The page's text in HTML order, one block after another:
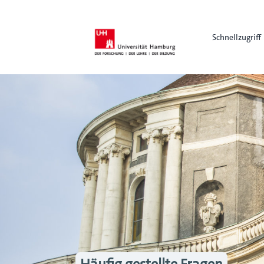
Schnellzugriff